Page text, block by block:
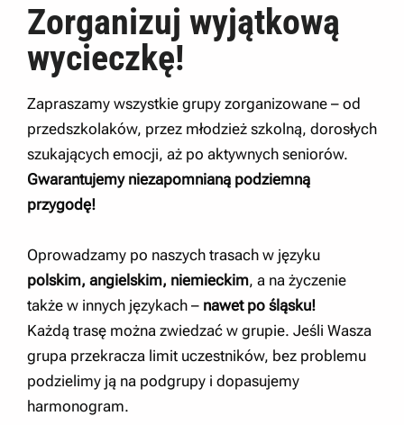
Zorganizuj wyjątkową
wycieczkę!
Zapraszamy wszystkie grupy zorganizowane – od
przedszkolaków, przez młodzież szkolną, dorosłych
szukających emocji, aż po aktywnych seniorów.
Gwarantujemy niezapomnianą podziemną
przygodę!
Oprowadzamy po naszych trasach w języku
polskim, angielskim, niemieckim, a na życzenie
także w innych językach – nawet po śląsku!
Każdą trasę można zwiedzać w grupie. Jeśli Wasza
grupa przekracza limit uczestników, bez problemu
podzielimy ją na podgrupy i dopasujemy
harmonogram.